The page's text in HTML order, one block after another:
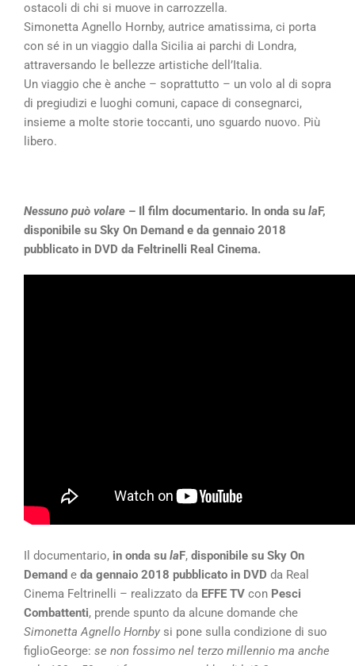
ostacoli di chi si muove in carrozzella.
Simonetta Agnello Hornby, autrice amatissima, ci porta
con sé in un viaggio dalla Sicilia ai parchi di Londra,
attraversando le bellezze artistiche dell’Italia.
Un viaggio che è anche – soprattutto – un volo al di sopra
di pregiudizi e luoghi comuni, capace di consegnarci,
insieme a molte storie toccanti, uno sguardo nuovo. Più
libero.
Nessuno può volare – Il film documentario. In onda su laF,
disponibile su Sky On Demand e da gennaio 2018
pubblicato in DVD da Feltrinelli Real Cinema.
Il documentario, in onda su laF, disponibile su Sky On
Demand e da gennaio 2018 pubblicato in DVD da Real
Cinema Feltrinelli – realizzato da EFFE TV con Pesci
Combattenti, prende spunto da alcune domande che
Simonetta Agnello Hornby si pone sulla condizione di suo
figlioGeorge: se non fossimo nel terzo millennio ma anche